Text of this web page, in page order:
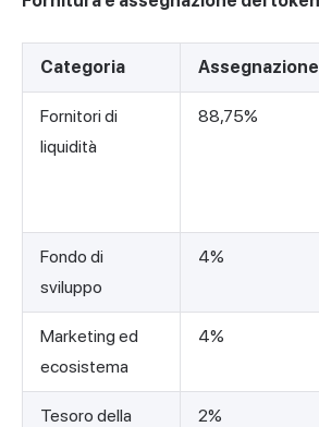
Categoria Assegnazione
Fornitori di
liquidità
88,75%
Fondo di
sviluppo
4%
Marketing ed
ecosistema
4%
Tesoro della
2%